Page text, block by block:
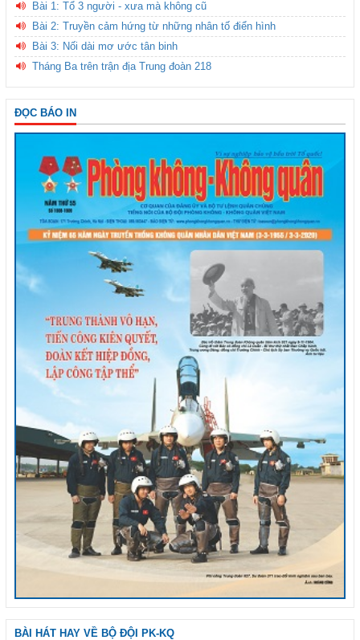
Bài 1: Tổ 3 người - xưa mà không cũ
Bài 2: Truyền cảm hứng từ những nhân tố điển hình
Bài 3: Nối dài mơ ước tân binh
Tháng Ba trên trận địa Trung đoàn 218
ĐỌC BÁO IN
BÀI HÁT HAY VỀ BỘ ĐỘI PK-KQ